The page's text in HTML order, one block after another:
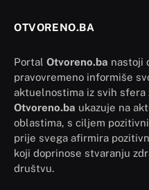
OTVORENO.BA
Portal Otvoreno.ba nastoji
pravovremeno informiše
aktuelnostima iz svih sfera
Otvoreno.ba ukazuje na
oblastima, s ciljem
prije svega afirmira
koji doprinose stvaranju
društvu.